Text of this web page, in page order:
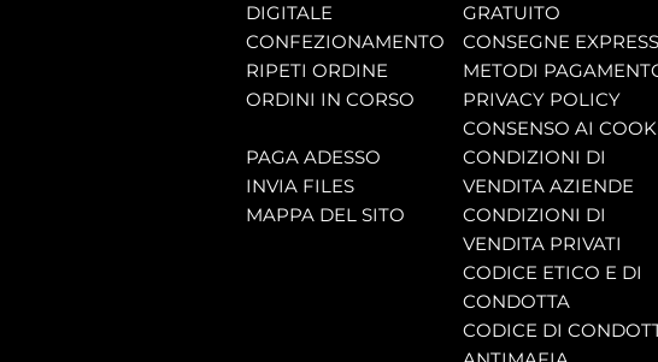
DIGITALE
CONFEZIONAMENTO
RIPETI ORDINE
ORDINI IN CORSO
PAGA ADESSO
INVIA FILES
MAPPA DEL SITO
GRATUITO
CONSEGNE EXPRESS
METODI
PRIVACY POLICY
CONSENSO AI
CONDIZIONI DI
VENDITA AZIENDE
CONDIZIONI DI
VENDITA PRIVATI
CODICE ETICO E DI
CONDOTTA
CODICE DI